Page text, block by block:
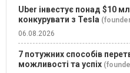
Uber інвестує понад $10
конкурувати з Tesla
06.08.2026
7 потужних способів
можливості та успіх